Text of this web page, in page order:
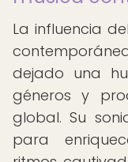
La influencia
dejado una
géneros y
global. Su
para